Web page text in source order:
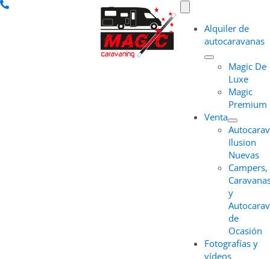
Saltar
Navigation
Alquiler de
autocaravanas
Magic De
Luxe
Magic
Premium
Venta
Ilusion
Nuevas
Campers,
y
de
Ocasión
Fotografías y
vídeos